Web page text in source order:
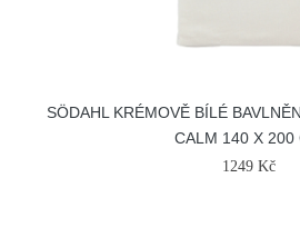
SÖDAHL KRÉMOVĚ BÍLÉ
CALM 140 X 200
1249 Kč